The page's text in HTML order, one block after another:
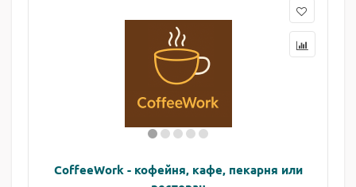
CoffeeWork - кофейня, кафе, пекарня или